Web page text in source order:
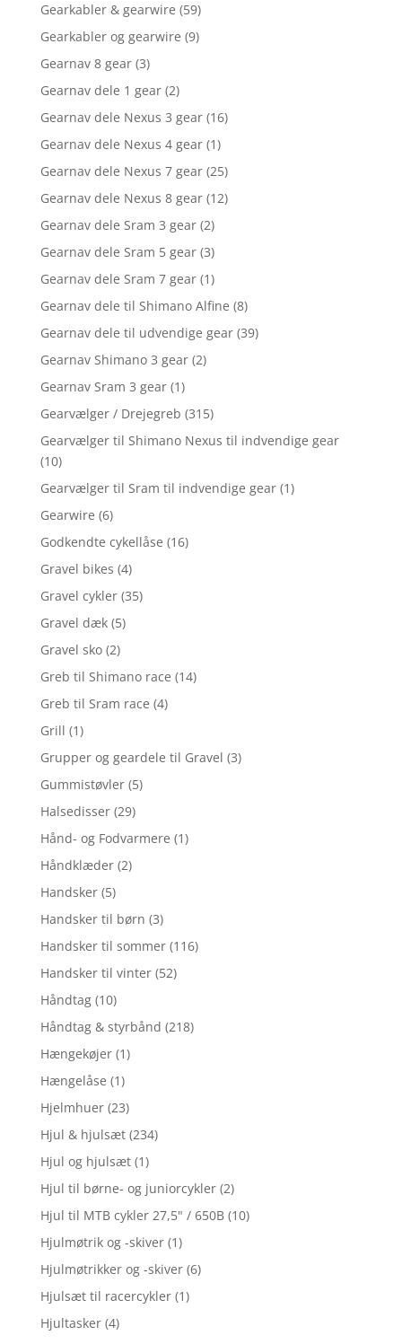
Gearkabler & gearwire (59)
Gearkabler og gearwire (9)
Gearnav 8 gear (3)
Gearnav dele 1 gear (2)
Gearnav dele Nexus 3 gear (16)
Gearnav dele Nexus 4 gear (1)
Gearnav dele Nexus 7 gear (25)
Gearnav dele Nexus 8 gear (12)
Gearnav dele Sram 3 gear (2)
Gearnav dele Sram 5 gear (3)
Gearnav dele Sram 7 gear (1)
Gearnav dele til Shimano Alfine (8)
Gearnav dele til udvendige gear (39)
Gearnav Shimano 3 gear (2)
Gearnav Sram 3 gear (1)
Gearvælger / Drejegreb (315)
Gearvælger til Shimano Nexus til indvendige gear
(10)
Gearvælger til Sram til indvendige gear (1)
Gearwire (6)
Godkendte cykellåse (16)
Gravel bikes (4)
Gravel cykler (35)
Gravel dæk (5)
Gravel sko (2)
Greb til Shimano race (14)
Greb til Sram race (4)
Grill (1)
Grupper og geardele til Gravel (3)
Gummistøvler (5)
Halsedisser (29)
Hånd- og Fodvarmere (1)
Håndklæder (2)
Handsker (5)
Handsker til børn (3)
Handsker til sommer (116)
Handsker til vinter (52)
Håndtag (10)
Håndtag & styrbånd (218)
Hængekøjer (1)
Hængelåse (1)
Hjelmhuer (23)
Hjul & hjulsæt (234)
Hjul og hjulsæt (1)
Hjul til børne- og juniorcykler (2)
Hjul til MTB cykler 27,5" / 650B (10)
Hjulmøtrik og -skiver (1)
Hjulmøtrikker og -skiver (6)
Hjulsæt til racercykler (1)
Hjultasker (4)